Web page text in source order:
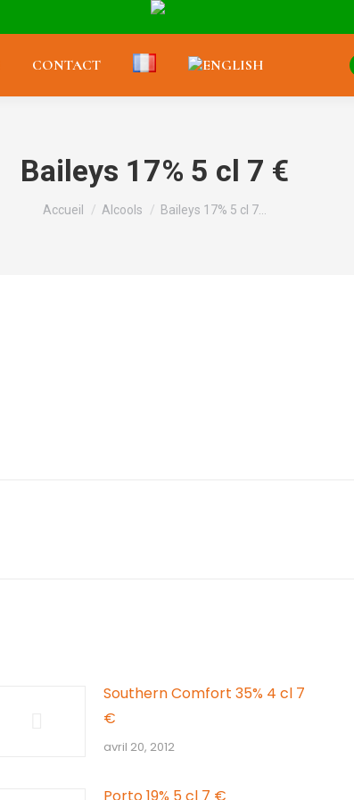
CONTACT
Baileys 17% 5 cl 7 €
Vous êtes ici :
Accueil Alcools Baileys 17% 5 cl 7…
Southern Comfort 35% 4 cl 7
€
avril 20, 2012